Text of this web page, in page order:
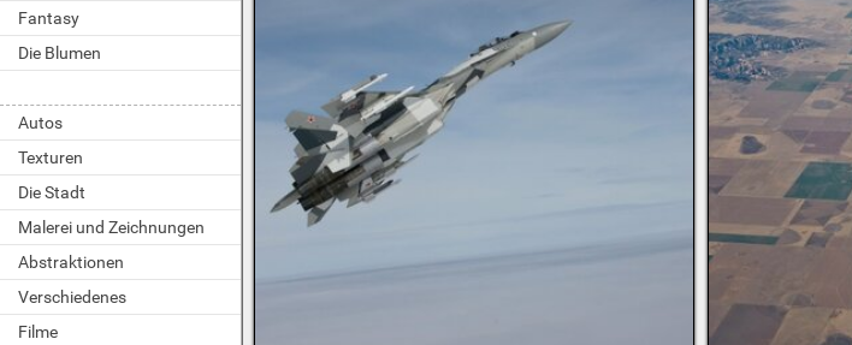
Fantasy
Die Blumen
Autos
Texturen
Die Stadt
Malerei und Zeichnungen
Abstraktionen
Verschiedenes
Filme